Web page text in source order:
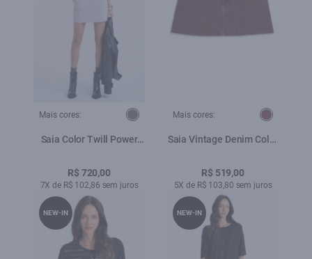
Mais cores:
Saia Color Twill Power
R$ 720,00
7X de R$ 102,86 sem juros
Mais cores:
Saia Vintage Denim Color
R$ 519,00
5X de R$ 103,80 sem juros
NEW-IN NEW-IN